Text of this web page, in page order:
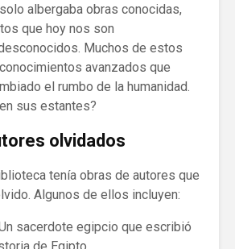
albergaba obras conocidas,
que hoy nos son
Muchos de estos
avanzados que
el rumbo de la humanidad.
sus estantes?
olvidados
tenía obras de autores que
Algunos de ellos incluyen:
sacerdote egipcio que escribió